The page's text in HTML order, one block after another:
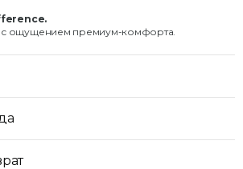
с ощущением премиум-комфорта.